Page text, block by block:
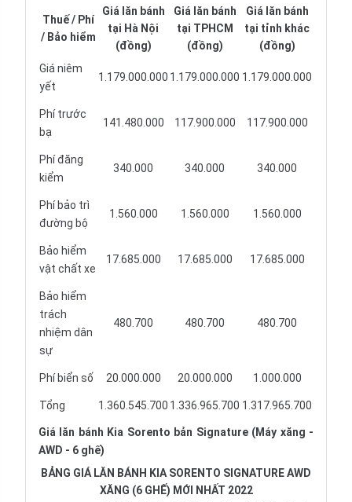
Thuế / Phí
/ Bảo hiểm
Giá lăn bánh
tại Hà Nội
(đồng)
Giá lăn bánh
tại TPHCM
(đồng)
Giá lăn bánh
tại tỉnh khác
(đồng)
Giá niêm
yết
1.179.000.000 1.179.000.000 1.179.000.000
Phí trước
bạ
141.480.000 117.900.000 117.900.000
Phí đăng
kiểm
340.000 340.000 340.000
Phí bảo trì
đường bộ
1.560.000 1.560.000 1.560.000
Bảo hiểm
vật chất xe
17.685.000 17.685.000 17.685.000
Bảo hiểm
trách
nhiệm dân
sự
480.700 480.700 480.700
Phí biển số 20.000.000 20.000.000 1.000.000
Tổng 1.360.545.700 1.336.965.700 1.317.965.700
Giá lăn bánh Kia Sorento bản Signature (Máy xăng -
AWD - 6 ghế)
BẢNG GIÁ LĂN BÁNH KIA SORENTO SIGNATURE AWD
XĂNG (6 GHẾ) MỚI NHẤT 2022